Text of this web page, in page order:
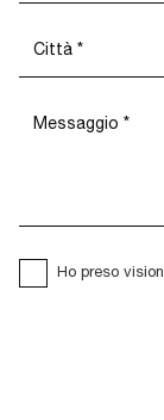
Ho preso